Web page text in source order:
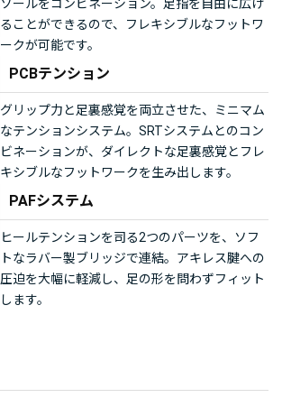
ソールをコンビネーション。足指を自由に広げ
ることができるので、フレキシブルなフットワ
ークが可能です。
PCBテンション
グリップ力と足裏感覚を両立させた、ミニマム
なテンションシステム。SRTシステムとのコン
ビネーションが、ダイレクトな足裏感覚とフレ
キシブルなフットワークを生み出します。
PAFシステム
ヒールテンションを司る2つのパーツを、ソフ
トなラバー製ブリッジで連結。アキレス腱への
圧迫を大幅に軽減し、足の形を問わずフィット
します。